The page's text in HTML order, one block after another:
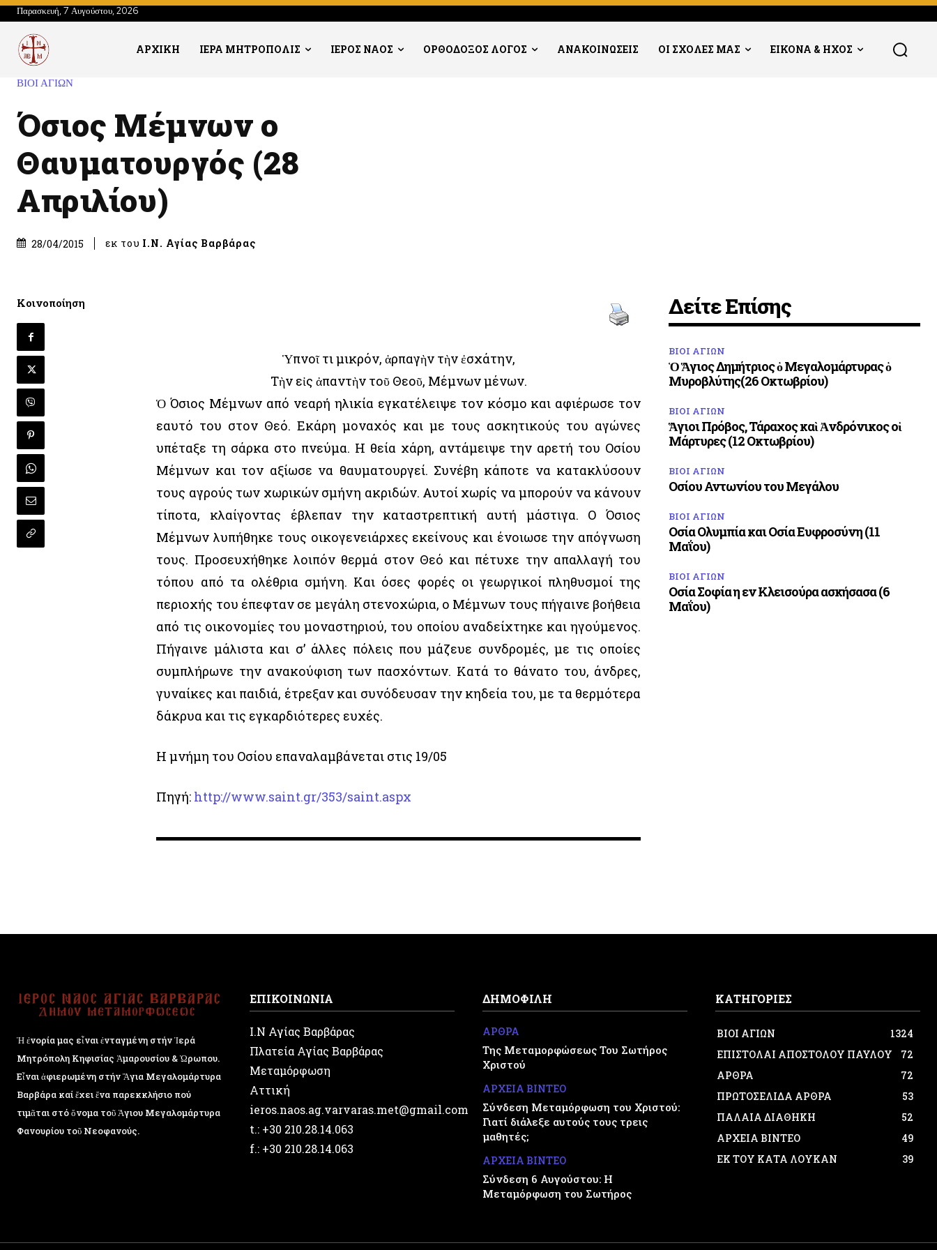
Παρασκευή, 7 Αυγούστου, 2026
ΑΡΧΙΚΗ ΙΕΡΑ ΜΗΤΡΟΠΟΛΙΣ ΙΕΡΟΣ ΝΑΟΣ ΟΡΘΟΔΟΞΟΣ ΛΟΓΟΣ ΑΝΑΚΟΙΝΩΣΕΙΣ ΟΙ ΣΧΟΛΕΣ ΜΑΣ ΕΙΚΟΝΑ & ΗΧΟΣ
ΒΙΟΙ ΑΓΙΩΝ
Όσιος Μέμνων ο
Θαυματουργός (28
Απριλίου)
28/04/2015 εκ του Ι.Ν. Αγίας Βαρβάρας
Κοινοποίηση
Ὑπνοῖ τι μικρόν, ἁρπαγὴν τὴν ἐσχάτην,
Τὴν εἰς ἀπαντὴν τοῦ Θεοῦ, Μέμνων μένων.
Ὁ Όσιος Μέμνων από νεαρή ηλικία εγκατέλειψε τον κόσμο και αφιέρωσε τον
εαυτό του στον Θεό. Εκάρη μοναχός και με τους ασκητικούς του αγώνες
υπέταξε τη σάρκα στο πνεύμα. Η θεία χάρη, αντάμειψε την αρετή του Οσίου
Μέμνων και τον αξίωσε να θαυματουργεί. Συνέβη κάποτε να κατακλύσουν
τους αγρούς των χωρικών σμήνη ακριδών. Αυτοί χωρίς να μπορούν να κάνουν
τίποτα, κλαίγοντας έβλεπαν την καταστρεπτική αυτή μάστιγα. Ο Όσιος
Μέμνων λυπήθηκε τους οικογενειάρχες εκείνους και ένοιωσε την απόγνωση
τους. Προσευχήθηκε λοιπόν θερμά στον Θεό και πέτυχε την απαλλαγή του
τόπου από τα ολέθρια σμήνη. Και όσες φορές οι γεωργικοί πληθυσμοί της
περιοχής του έπεφταν σε μεγάλη στενοχώρια, ο Μέμνων τους πήγαινε βοήθεια
από τις οικονομίες του μοναστηριού, του οποίου αναδείχτηκε και ηγούμενος.
Πήγαινε μάλιστα και σ’ άλλες πόλεις που μάζευε συνδρομές, με τις οποίες
συμπλήρωνε την ανακούφιση των πασχόντων. Κατά το θάνατο του, άνδρες,
γυναίκες και παιδιά, έτρεξαν και συνόδευσαν την κηδεία του, με τα θερμότερα
δάκρυα και τις εγκαρδιότερες ευχές.
Η μνήμη του Οσίου επαναλαμβάνεται στις 19/05
Πηγή: http://www.saint.gr/353/saint.aspx
Δείτε Επίσης
ΒΙΟΙ ΑΓΙΩΝ
Ὁ Ἅγιος Δημήτριος ὁ Μεγαλομάρτυρας ὁ
Μυροβλύτης(26 Οκτωβρίου)
ΒΙΟΙ ΑΓΙΩΝ
Ἅγιοι Πρόβος, Τάραχος καὶ Ἀνδρόνικος οἱ
Μάρτυρες (12 Οκτωβρίου)
ΒΙΟΙ ΑΓΙΩΝ
Οσίου Αντωνίου του Μεγάλου
ΒΙΟΙ ΑΓΙΩΝ
Οσία Ολυμπία και Οσία Ευφροσύνη (11
Μαΐου)
ΒΙΟΙ ΑΓΙΩΝ
Οσία Σοφία η εν Κλεισούρα ασκήσασα (6
Μαΐου)
Ἡ ἐνορία μας εἶναι ἐνταγμένη στήν Ἱερά
Μητρόπολη Κηφισίας Ἁμαρουσίου & Ὠρωπου.
Εἶναι ἀφιερωμένη στήν Ἅγια Μεγαλομάρτυρα
Βαρβάρα καί ἔχει ἕνα παρεκκλήσιο πού
τιμᾶται στό ὄνομα τοῦ Ἁγιου Μεγαλομάρτυρα
Φανουρίου τοῦ Νεοφανούς.
ΕΠΙΚΟΙΝΩΝΙΑ
Ι.Ν Αγίας Βαρβάρας
Πλατεία Αγίας Βαρβάρας
Μεταμόρφωση
Αττική
ieros.naos.ag.varvaras.met@gmail.com
t.: +30 210.28.14.063
f.: +30 210.28.14.063
ΔΗΜΟΦΙΛΗ
ΑΡΘΡΑ
Της Μεταμορφώσεως Του Σωτήρος
Χριστού
ΑΡΧΕΙΑ ΒΙΝΤΕΟ
Σύνδεση Μεταμόρφωση του Χριστού:
Γιατί διάλεξε αυτούς τους τρεις
μαθητές;
ΑΡΧΕΙΑ ΒΙΝΤΕΟ
Σύνδεση 6 Αυγούστου: Η
Μεταμόρφωση του Σωτήρος
ΚΑΤΗΓΟΡΙΕΣ
ΒΙΟΙ ΑΓΙΩΝ
1324
ΕΠΙΣΤΟΛΑΙ ΑΠΟΣΤΟΛΟΥ ΠΑΥΛΟΥ
72
ΑΡΘΡΑ
72
ΠΡΩΤΟΣΕΛΙΔΑ ΑΡΘΡΑ
53
ΠΑΛΑΙΑ ΔΙΑΘΗΚΗ
52
ΑΡΧΕΙΑ ΒΙΝΤΕΟ
49
ΕΚ ΤΟΥ ΚΑΤΑ ΛΟΥΚΑΝ
39